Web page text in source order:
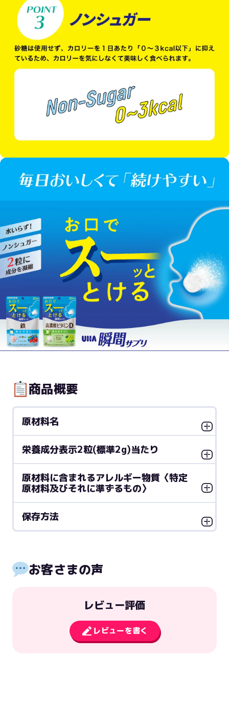
商品概要
原材料名
栄養成分表示2粒(標準2g)当たり
原材料に含まれるアレルギー物質〈特定
原材料及びそれに準ずるもの〉
保存方法
お客さまの声
レビュー評価
レビューを書く